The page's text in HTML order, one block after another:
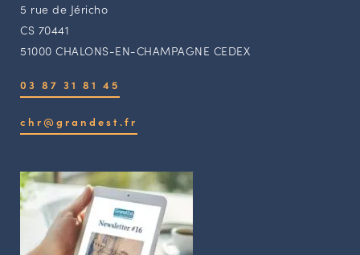
5 rue de Jéricho
CS 70441
51000 CHALONS-EN-CHAMPAGNE CEDEX
03 87 31 81 45
chr@grandest.fr